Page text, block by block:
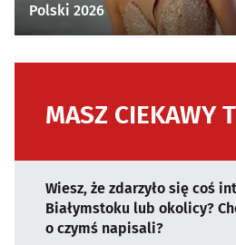
Polski 2026
MASZ CIEKAWY
Wiesz, że zdarzyło się coś
Białymstoku lub okolicy?
o czymś napisali?